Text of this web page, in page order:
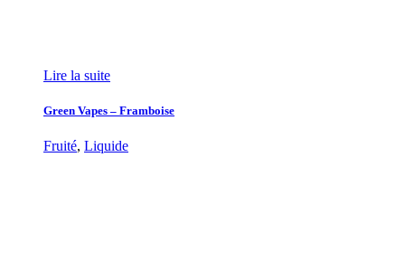
Lire la suite
Green Vapes – Framboise
Fruité, Liquide